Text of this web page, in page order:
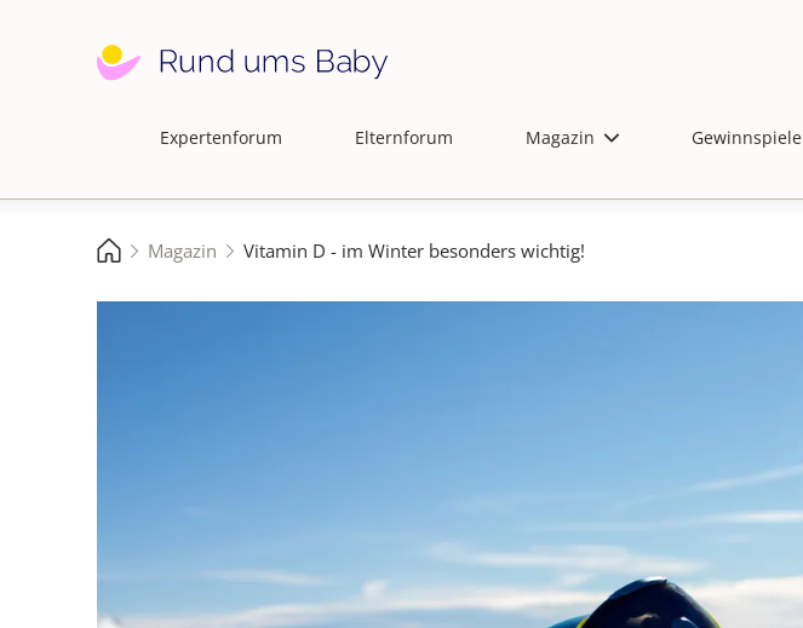
Hauptnavigation
Expertenforum Elternforum Magazin Gewinnspiele
Pfadnavigation
StartseiteMagazin Vitamin D - im Winter besonders wichtig!